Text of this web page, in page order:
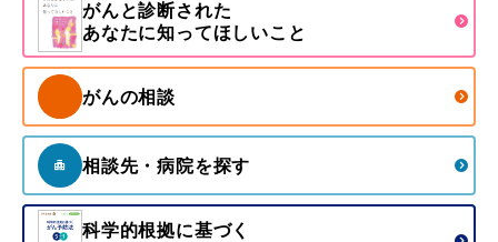
がんと診断された
あなたに知ってほしいこと
がんの相談
相談先・病院を探す
科学的根拠に基づく